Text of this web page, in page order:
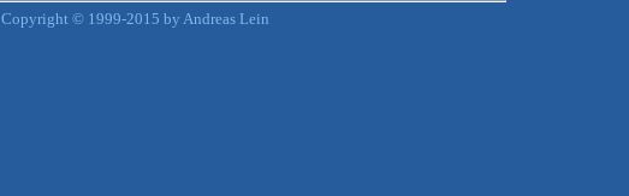
Copyright © 1999-2015 by Andreas Lein